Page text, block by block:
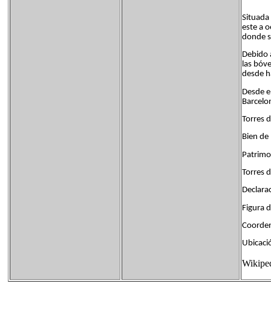
este a
donde
Debido
las
desde
Desde
Torres
Bien
Torres
Figura